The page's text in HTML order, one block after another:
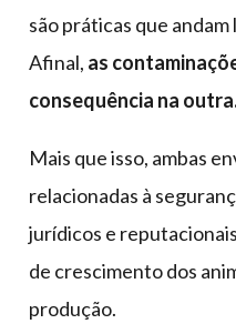
são práticas que
Afinal, as
consequência na
Mais que isso, ambas
relacionadas à
jurídicos e
de crescimento dos
produção.